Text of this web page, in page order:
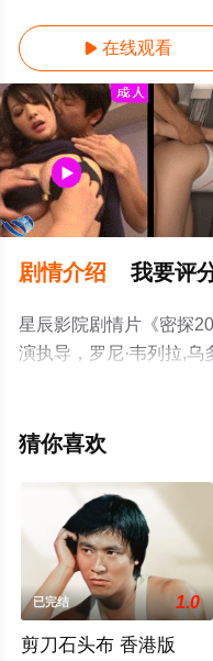
 在线观看
剧情介绍 我要评
星辰影院剧情片《密探
演执导，罗尼·韦列拉,乌
拉,艾米拉·盖德斯,马丽
略,苏茜·洛佩斯,若昂·维
兰电影，手机免费观看
辰电影院，更多相关信
情网等平台了解。
猜你喜欢
已完结 1.0
剪刀石头布 香港版